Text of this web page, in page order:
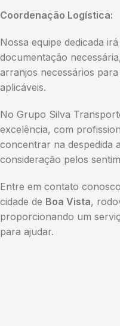
Coordenação Logística:
Nossa equipe dedicada
documentação
arranjos necessários
aplicáveis.
No Grupo Silva
excelência, com
concentrar na despedida
consideração pelos
Entre em contato
cidade de Boa Vista,
proporcionando um
para ajudar.